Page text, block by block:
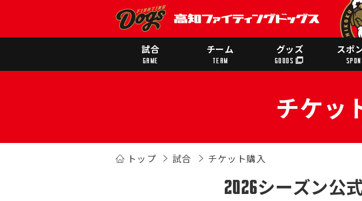
試合
GAME
チーム
TEAM
グッズ
GOODS
スポ
チケッ
トップ 試合 チケット購入
2026シーズン公